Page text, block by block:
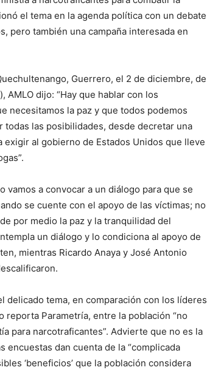
el tema en la agenda política con un debate
pero también una campaña interesada en
Guerrero, el 2 de diciembre, de
dijo: “Hay que hablar con los
necesitamos la paz y que todos podemos
todas las posibilidades, desde decretar una
al gobierno de Estados Unidos que lleve
vamos a convocar a un diálogo para que se
se cuente con el apoyo de las víctimas; no
por medio la paz y la tranquilidad del
un diálogo y lo condiciona al apoyo de
mientras Ricardo Anaya y José Antonio
delicado tema, en comparación con los líderes
Parametría, entre la población “no
para narcotraficantes”. Advierte que no es la
encuestas dan cuenta de la “complicada
‘beneficios’ que la población considera